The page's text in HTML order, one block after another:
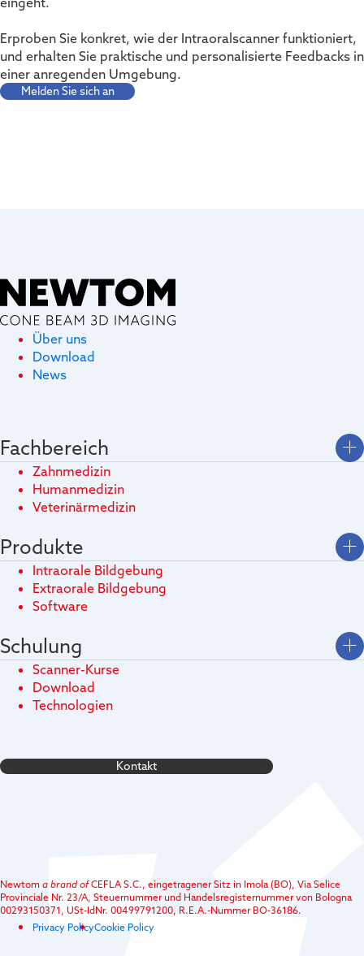
Erproben Sie konkret, wie der Intraoralscanner funktioniert,
und erhalten Sie praktische und personalisierte Feedbacks in
einer anregenden Umgebung.
Melden Sie sich an
Über uns
Download
News
Fachbereich
Zahnmedizin
Humanmedizin
Veterinärmedizin
Produkte
Intraorale Bildgebung
Extraorale Bildgebung
Software
Schulung
Scanner-Kurse
Download
Technologien
Kontakt
Newtom a brand ofCEFLA S.C., eingetragener Sitz in Imola (BO), Via Selice
Provinciale Nr. 23/A, Steuernummer und Handelsregisternummer von Bologna
00293150371, USt-IdNr. 00499791200, R.E.A.-Nummer BO-36186.
Privacy PolicyCookie Policy